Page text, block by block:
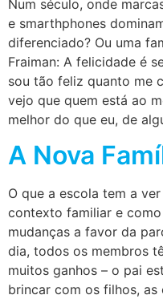
Num século, onde
e smarthphones
diferenciado? Ou uma
Fraiman: A felicidade é
sou tão feliz quanto me
vejo que quem está ao
melhor do que eu, de
A Nova
O que a escola tem a
contexto familiar e
mudanças a favor da
dia, todos os membros
muitos ganhos – o pai
brincar com os filhos,